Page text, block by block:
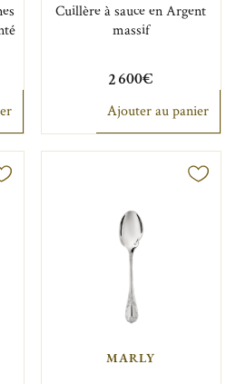
Cuillère à sauce en Argent
massif
2 600€
Ajouter au panier
MARLY